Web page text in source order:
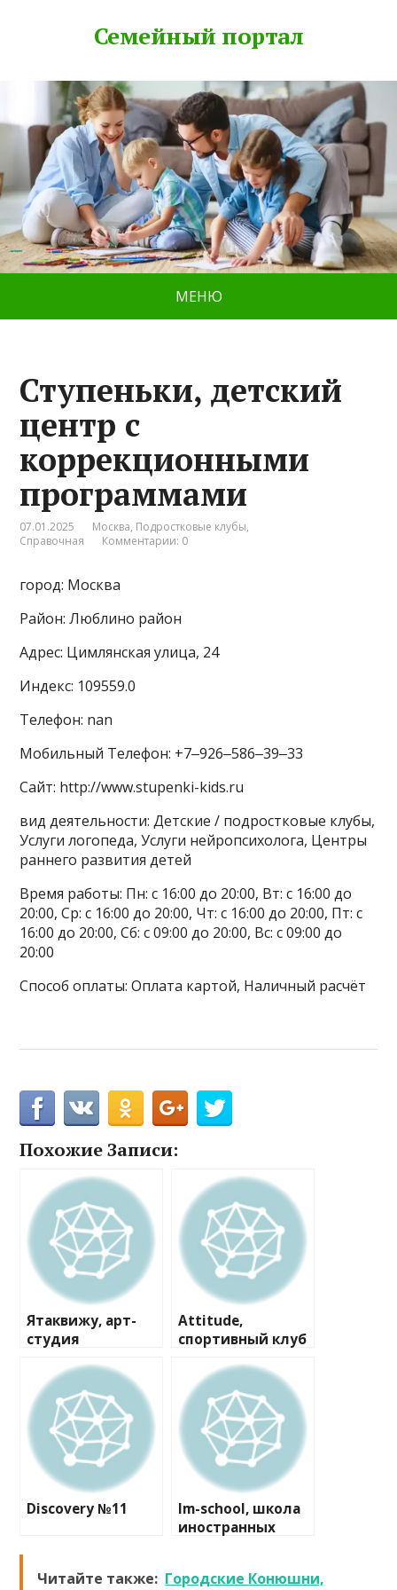
Семейный портал
МЕНЮ
Ступеньки, детский
центр с
коррекционными
программами
07.01.2025 Москва, Подростковые клубы,
Справочная
Комментарии: 0
город: Москва
Район: Люблино район
Адрес: Цимлянская улица, 24
Индекс: 109559.0
Телефон: nan
Мобильный Телефон: +7‒926‒586‒39‒33
Сайт: http://www.stupenki-kids.ru
вид деятельности: Детские / подростковые клубы,
Услуги логопеда, Услуги нейропсихолога, Центры
раннего развития детей
Время работы: Пн: с 16:00 до 20:00, Вт: с 16:00 до
20:00, Ср: с 16:00 до 20:00, Чт: с 16:00 до 20:00, Пт: с
16:00 до 20:00, Сб: с 09:00 до 20:00, Вс: с 09:00 до
20:00
Способ оплаты: Оплата картой, Наличный расчёт
Похожие Записи:
Ятаквижу, арт-
студия
Attitude,
спортивный клуб
гимнастики
Discovery №11
Im-school, школа
иностранных
Читайте также: Городские Конюшни,